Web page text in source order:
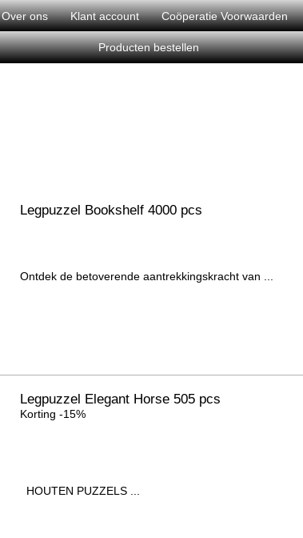
Over ons Klant account Coöperatie Voorwaarden
Producten bestellen
Legpuzzel Bookshelf 4000 pcs
Ontdek de betoverende aantrekkingskracht van ...
Legpuzzel Elegant Horse 505 pcs
Korting -15%
HOUTEN PUZZELS ...